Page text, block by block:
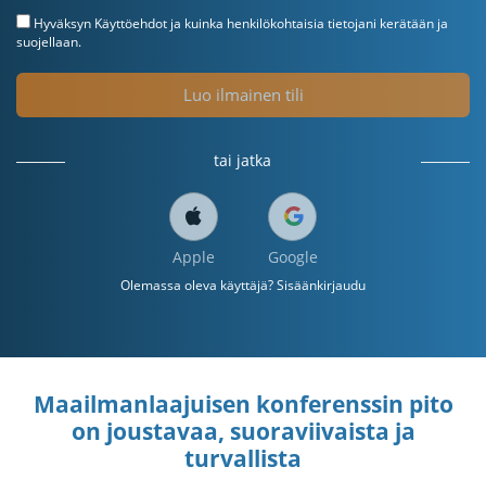
Hyväksyn Käyttöehdot ja kuinka henkilökohtaisia tietojani kerätään ja
suojellaan.
Luo ilmainen tili
tai jatka
Apple Google
Olemassa oleva käyttäjä? Sisäänkirjaudu
Maailmanlaajuisen konferenssin pito
on joustavaa, suoraviivaista ja
turvallista